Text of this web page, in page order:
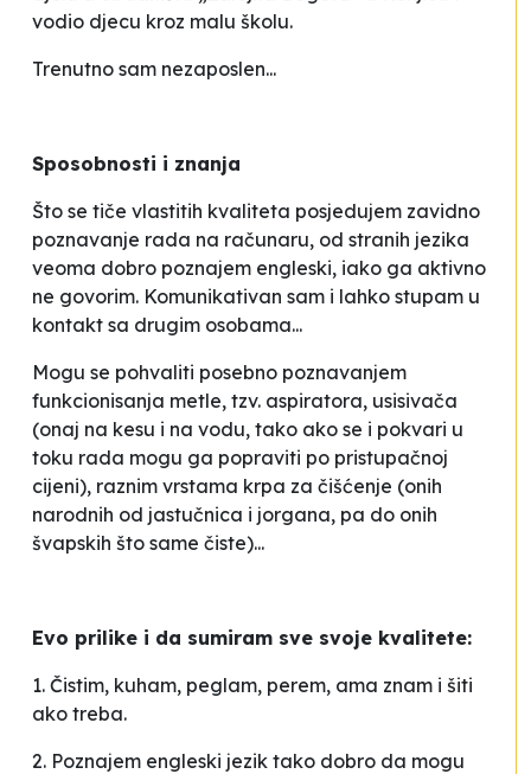
vodio djecu kroz malu školu.
Trenutno sam nezaposlen...
Sposobnosti i znanja
Što se tiče vlastitih kvaliteta posjedujem zavidno
poznavanje rada na računaru, od stranih jezika
veoma dobro poznajem engleski, iako ga aktivno
ne govorim. Komunikativan sam i lahko stupam u
kontakt sa drugim osobama...
Mogu se pohvaliti posebno poznavanjem
funkcionisanja metle, tzv. aspiratora, usisivača
(onaj na kesu i na vodu, tako ako se i pokvari u
toku rada mogu ga popraviti po pristupačnoj
cijeni), raznim vrstama krpa za čišćenje (onih
narodnih od jastučnica i jorgana, pa do onih
švapskih što same čiste)...
Evo prilike i da sumiram sve svoje kvalitete:
1. Čistim, kuham, peglam, perem, ama znam i šiti
ako treba.
2. Poznajem engleski jezik tako dobro da mogu